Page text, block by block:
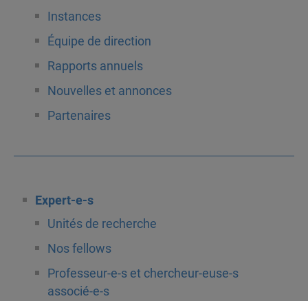
Instances
Équipe de direction
Rapports annuels
Nouvelles et annonces
Partenaires
Expert-e-s
Unités de recherche
Nos fellows
Professeur-e-s et chercheur-euse-s
associé-e-s